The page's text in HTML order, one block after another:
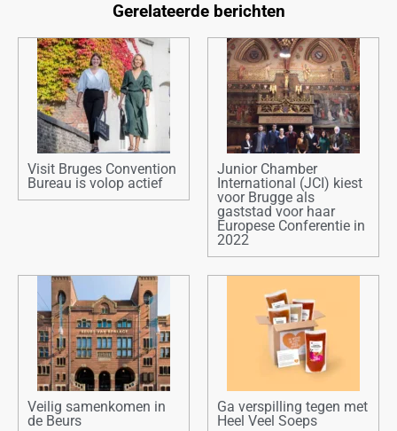
Gerelateerde berichten
Visit Bruges Convention
Bureau is volop actief
Junior Chamber
International (JCI) kiest
voor Brugge als
gaststad voor haar
Europese Conferentie in
2022
Veilig samenkomen in
de Beurs
Ga verspilling tegen met
Heel Veel Soeps